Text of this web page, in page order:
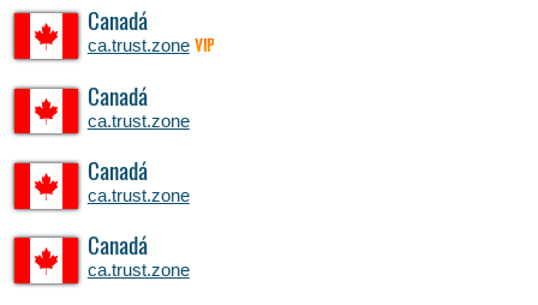
Canadá
ca.trust.zone VIP
Canadá
ca.trust.zone
Canadá
ca.trust.zone
Canadá
ca.trust.zone